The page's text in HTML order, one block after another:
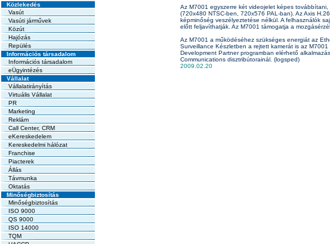
Közlekedés
Vasút
Vasúti járművek
Közút
Hajózás
Repülés
Információs társadalom
Információs társadalom
eÜgyintézés
Vállalat
Vállalatirányítás
Virtuális Vállalat
PR
Marketing
Reklám
Call Center, CRM
eKereskedelem
Kereskedelmi hálózat
Franchise
Piacterek
Állás
Távmunka
Oktatás
Minőségbiztosítás
Minőségbiztosítás
ISO 9000
QS 9000
ISO 14000
TQM
Az M7001 egyszerre két videojelet képes
(720x480 NTSC-ben, 720x576 PAL-ban). Az Axis
képminőség veszélyeztetése nélkül. A felhasználók
előtt feljavíthatják. Az M7001 támogatja a
Az M7001 a működéséhez szükséges energiát az
Surveillance Készletben a rejtett kamerát is az
Development Partner programban elérhető
Communications disztribútorainál. (logsped)
2009.02.20